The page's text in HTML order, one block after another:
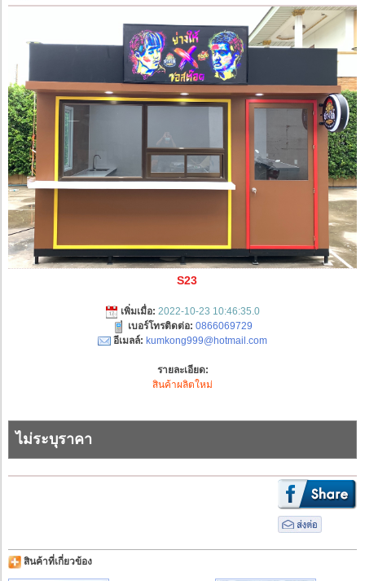
S23
เพิ่มเมื่อ: 2022-10-23 10:46:35.0
เบอร์โทรติดต่อ: 0866069729
อีเมลล์: kumkong999@hotmail.com
รายละเอียด:
สินค้าผลิตใหม่
ไม่ระบุราคา
สินค้าที่เกี่ยวข้อง